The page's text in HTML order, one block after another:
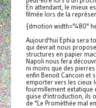
En attendant, le mieux
filmée lors de la
{dmotion width="480"
Aujourd'hui Ephia sera
qui devrait nous
structures en papier
Napoli nous fera
ni moins que des
enfin Benoit Cancoin et
emporter vers les cieux
fourmillement extatique
guise d'introduction, ils
de "Le Prométhée mal